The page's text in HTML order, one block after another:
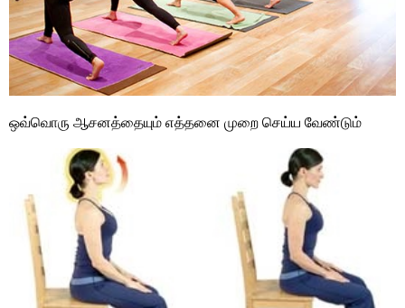
ஒவ்வொரு ஆசனத்தையும் எத்தனை முறை செய்ய வேண்டும்